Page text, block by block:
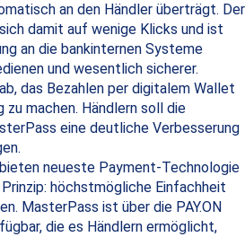
an den Händler überträgt. Der
damit auf wenige Klicks und ist
an die bankinternen Systeme
und wesentlich sicherer.
das Bezahlen per digitalem Wallet
machen. Händlern soll die
eine deutliche Verbesserung
neueste Payment-Technologie
höchstmögliche Einfachheit
MasterPass ist über die PAY.ON
die es Händlern ermöglicht,